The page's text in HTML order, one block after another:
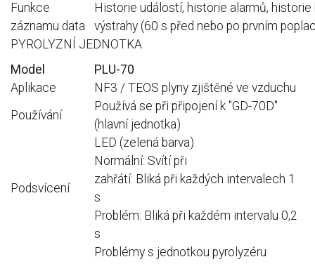
Funkce
záznamu data
Historie událostí, historie alarmů, historie
výstrahy (60 s před nebo po prvním
PYROLYZNÍ JEDNOTKA
Model
PLU-70
Aplikace
NF3 / TEOS plyny zjištěné ve vzduchu
Používání
Používá se při připojení k "GD-70D"
(hlavní jednotka)
Podsvícení
LED (zelená barva)
Normální: Svítí při
zahřátí: Bliká při každých intervalech 1
s
Problém: Bliká při každém intervalu 0,2
s
Problémy s jednotkou pyrolyzéru